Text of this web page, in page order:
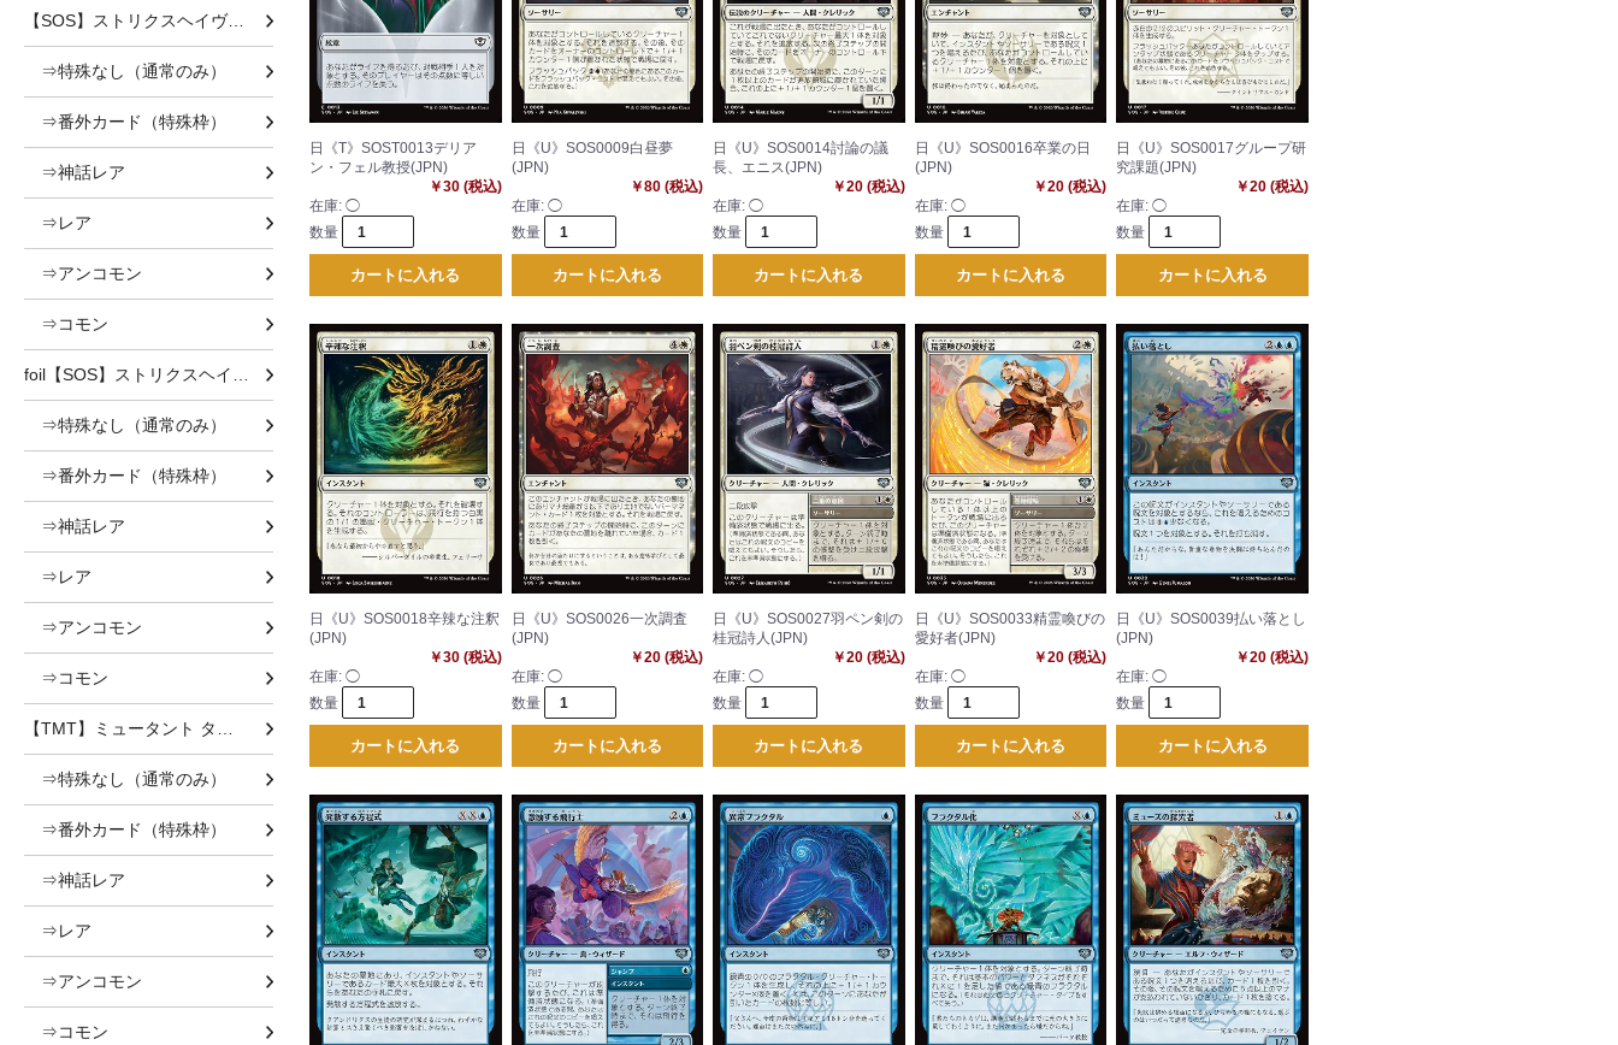
【SOS】ストリクスヘイヴンの秘密
⇒特殊なし（通常のみ）
⇒番外カード（特殊枠）
⇒神話レア
⇒レア
⇒アンコモン
⇒コモン
⇒特殊なし（通常のみ）
⇒番外カード（特殊枠）
⇒神話レア
⇒レア
⇒アンコモン
⇒コモン
⇒特殊なし（通常のみ）
⇒番外カード（特殊枠）
⇒神話レア
⇒レア
⇒アンコモン
⇒コモン
日《T》SOST0013デリア
ン・フェル教授(JPN)
￥30 (税込)
在庫: ◯
数量
カートに入れる
日《U》SOS0009白昼夢
(JPN)
￥80 (税込)
在庫: ◯
数量
カートに入れる
日《U》SOS0014討論の議
長、エニス(JPN)
￥20 (税込)
在庫:◯
数量
カートに入れる
日《U》SOS0016卒業の日
(JPN)
￥20 (税込)
在庫: ◯
数量
カートに入れる
日《U》SOS0017グループ研
究課題(JPN)
￥20 (税込)
在庫:◯
数量
カートに入れる
日《U》SOS0018辛辣な注釈
(JPN)
￥30 (税込)
在庫: ◯
数量
カートに入れる
日《U》SOS0026一次調査
(JPN)
￥20 (税込)
在庫: ◯
数量
カートに入れる
日《U》SOS0027羽ペン剣の
桂冠詩人(JPN)
￥20 (税込)
在庫:◯
数量
カートに入れる
日《U》SOS0033精霊喚びの
愛好者(JPN)
￥20 (税込)
在庫: ◯
数量
カートに入れる
日《U》SOS0039払い落とし
(JPN)
￥20 (税込)
在庫:◯
数量
カートに入れる